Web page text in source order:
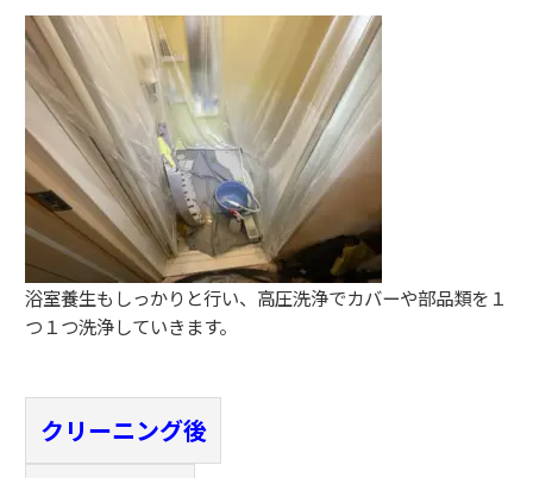
浴室養生もしっかりと行い、高圧洗浄でカバーや部品類を１
つ１つ洗浄していきます。
クリーニング後